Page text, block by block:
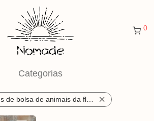
0
Categorias
bolsa de animais da floresta